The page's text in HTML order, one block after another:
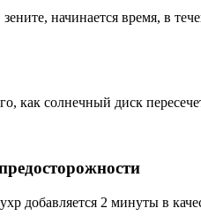
начинается время, в
как солнечный диск
добавляется 2 минуты в